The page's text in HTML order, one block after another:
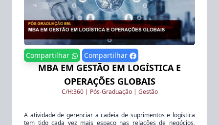
Compartilhar Compartilhar
MBA EM GESTÃO EM LOGÍSTICA E
OPERAÇÕES GLOBAIS
C/H:360| Pós-Graduação| Gestão
A atividade de gerenciar a cadeia de suprimentos e logística
tem tido cada vez mais espaço nas relações de negócios,